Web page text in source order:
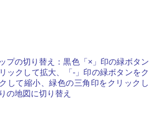
プの切り替え：黒色「×」印の緑ボタン
ックして拡大、「-」印の緑ボタンをク
して縮小、緑色の三角印をクリックし
の地図に切り替え